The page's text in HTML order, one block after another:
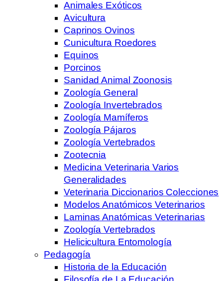
Animales Exóticos
Avicultura
Caprinos Ovinos
Cunicultura Roedores
Equinos
Porcinos
Sanidad Animal Zoonosis
Zoología General
Zoología Invertebrados
Zoología Mamíferos
Zoología Pájaros
Zoología Vertebrados
Zootecnia
Medicina Veterinaria Varios
Generalidades
Veterinaria Diccionarios Colecciones
Modelos Anatómicos Veterinarios
Laminas Anatómicas Veterinarias
Zoología Vertebrados
Helicicultura Entomología
Pedagogía
Historia de la Educación